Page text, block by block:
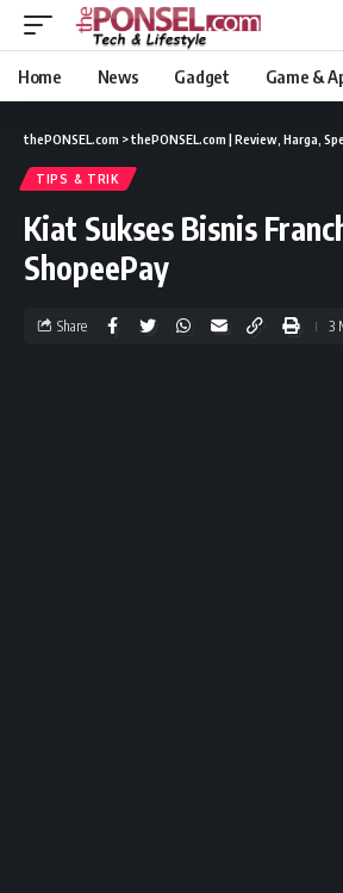
Home News Gadget Game &
thePONSEL.com >thePONSEL.com | Review, Harga,
TIPS & TRIK
Kiat Sukses Bisnis
ShopeePay
Share 3